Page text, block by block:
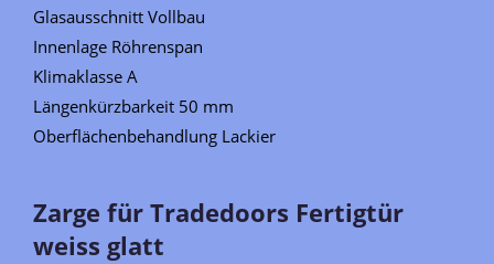
Glasausschnitt Vollbau
Innenlage Röhrenspan
Klimaklasse A
Längenkürzbarkeit 50 mm
Oberflächenbehandlung Lackier
Zarge für Tradedoors Fertigtür
weiss glatt